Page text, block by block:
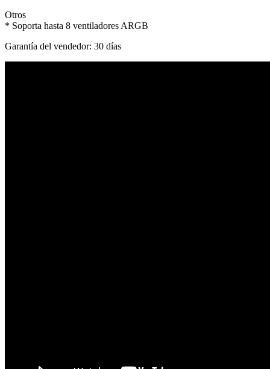
Otros
* Soporta hasta 8 ventiladores ARGB
Garantía del vendedor: 30 días